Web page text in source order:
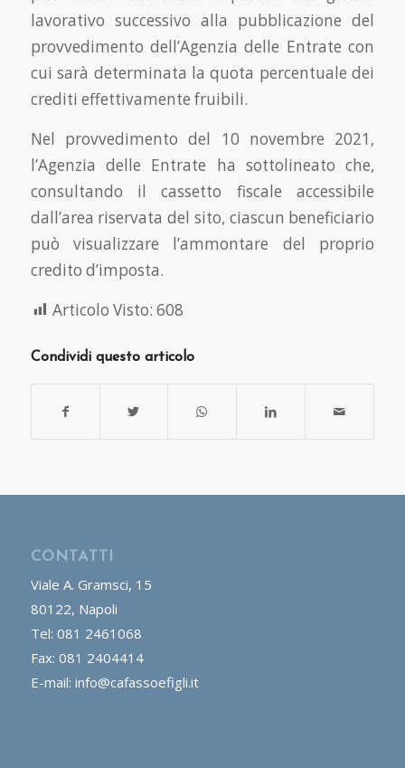
lavorativo successivo alla pubblicazione del
provvedimento dell’Agenzia delle Entrate con
cui sarà determinata la quota percentuale dei
crediti effettivamente fruibili.
Nel provvedimento del 10 novembre 2021,
l’Agenzia delle Entrate ha sottolineato che,
consultando il cassetto fiscale accessibile
dall’area riservata del sito, ciascun beneficiario
può visualizzare l’ammontare del proprio
credito d’imposta.
Articolo Visto: 608
Condividi questo articolo
CONTATTI
Viale A. Gramsci, 15
80122, Napoli
Tel: 081 2461068
Fax: 081 2404414
E-mail: info@cafassoefigli.it